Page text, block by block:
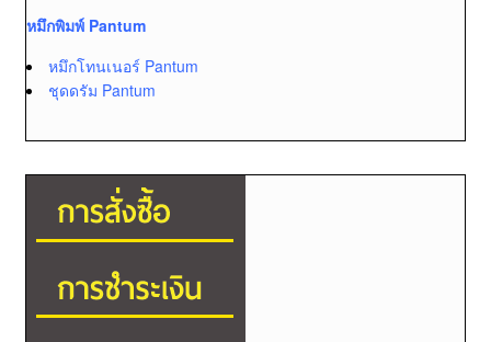
หมึกพิมพ์ Pantum
หมึกโทนเนอร์ Pantum
ชุดดรัม Pantum